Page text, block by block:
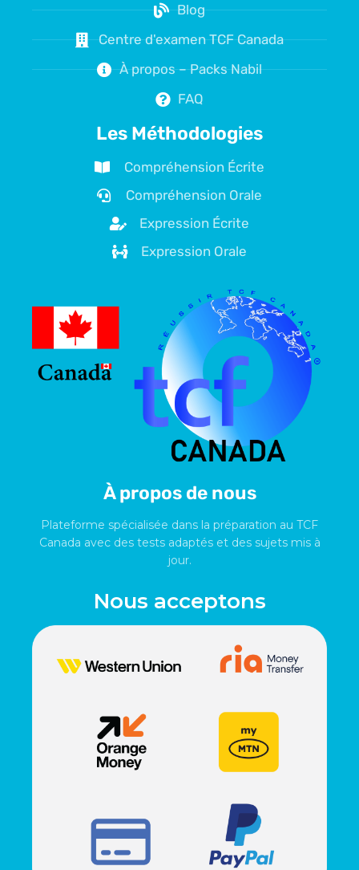
Blog
Centre d'examen TCF Canada
À propos – Packs Nabil
FAQ
Les Méthodologies
Compréhension Écrite
Compréhension Orale
Expression Écrite
Expression Orale
À propos de nous
Plateforme spécialisée dans la préparation au TCF
Canada avec des tests adaptés et des sujets mis à
jour.
Nous acceptons